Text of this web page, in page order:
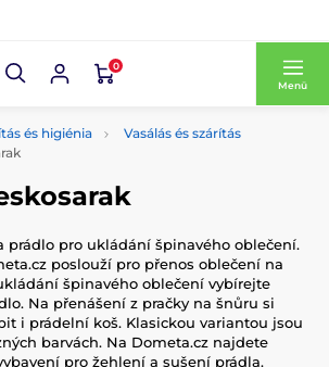
0
Menü
és higiénia
Vasálás és szárítás
prádlo pro ukládání špinavého oblečení.
poslouží pro přenos oblečení na
špinavého oblečení vybírejte
Na přenášení z pračky na šnůru si
i prádelní koš. Klasickou variantou jsou
barvách. Na Dometa.cz najdete
pro žehlení a sušení prádla.